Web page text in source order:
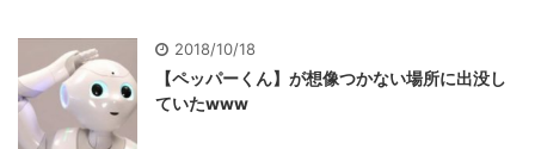
2018/10/18
【ペッパーくん】が想像つかない場所に出没し
ていたwww